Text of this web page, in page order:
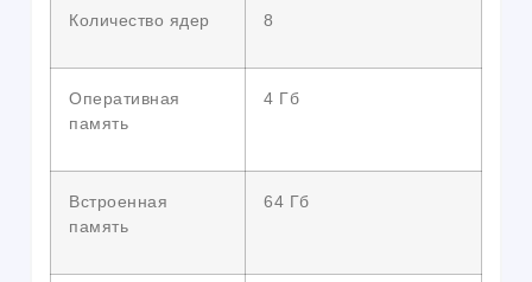
Количество ядер 8
Оперативная
память
4 Гб
Встроенная
память
64 Гб